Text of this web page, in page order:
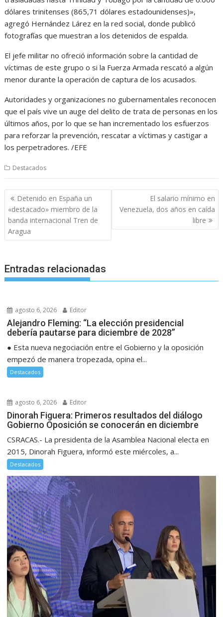
dólares trinitenses (865,71 dólares estadounidenses)»,
agregó Hernández Lárez en la red social, donde publicó
fotografías que muestran a los detenidos de espalda.
El jefe militar no ofreció información sobre la cantidad de
víctimas de este grupo o si la Fuerza Armada rescató a algún
menor durante la operación de captura de los acusados.
Autoridades y organizaciones no gubernamentales reconocen
que el país vive un auge del delito de trata de personas en los
últimos años, por lo que se han incrementado los esfuerzos
para reforzar la prevención, rescatar a víctimas y castigar a
los perpetradores. /EFE
Destacados
Navegación
de
entradas
Detenido en España un
«destacado» miembro de la
banda internacional Tren de
Aragua
El salario mínimo en
Venezuela, dos años en caída
libre
Entradas relacionadas
agosto 6, 2026 Editor
Alejandro Fleming: “La elección presidencial
debería pautarse para diciembre de 2028”
● Esta nueva negociación entre el Gobierno y la oposición
empezó de manera tropezada, opina el...
Destacados
agosto 6, 2026 Editor
Dinorah Figuera: Primeros resultados del diálogo
Gobierno Oposición se conocerán en diciembre
CSRACAS.- La presidenta de la Asamblea Nacional electa en
2015, Dinorah Figuera, informó este miércoles, a...
Destacados